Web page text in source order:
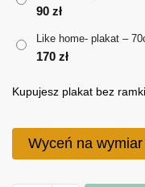
90 zł
Like home- plakat –
170 zł
Kupujesz plakat bez ramki.
Wyceń na wymiar